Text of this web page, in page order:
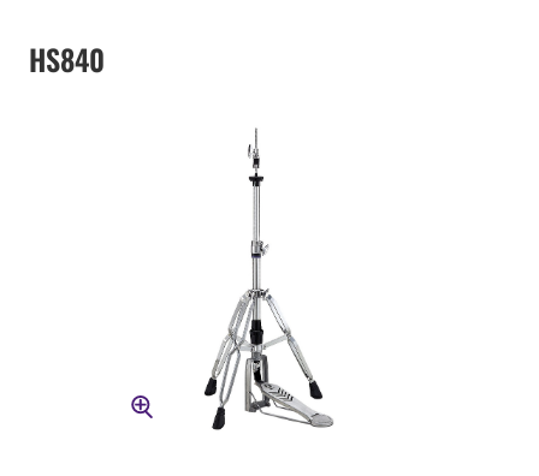
HS840